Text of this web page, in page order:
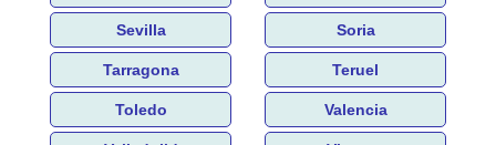
Sevilla Soria
Tarragona Teruel
Toledo Valencia